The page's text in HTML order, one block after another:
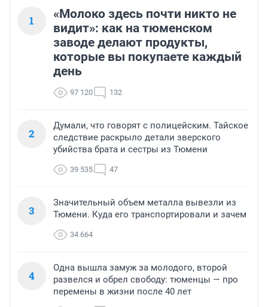
1
«Молоко здесь почти никто не
видит»: как на тюменском
заводе делают продукты,
которые вы покупаете каждый
день
97 120 132
2
Думали, что говорят с полицейским. Тайское
следствие раскрыло детали зверского
убийства брата и сестры из Тюмени
39 535 47
3
Значительный объем металла вывезли из
Тюмени. Куда его транспортировали и зачем
34 664
4
Одна вышла замуж за молодого, второй
развелся и обрел свободу: тюменцы — про
перемены в жизни после 40 лет